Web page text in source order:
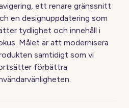
ett renare gränssnitt
en designuppdatering som
tydlighet och innehåll i
Målet är att modernisera
samtidigt som vi
förbättra